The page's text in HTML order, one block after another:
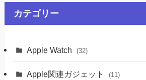
カテゴリー
Apple Watch (32)
Apple関連ガジェット (11)